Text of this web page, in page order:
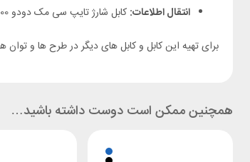
انتقال اطلاعات: کابل شارژ تایپ سی مک دودو CA-8000 از قابلیت انتقال اطلاعات پشتیبانی کرده و شما می توانید با سرعت
برای تهیه این کابل و کابل های دیگر در طرح ها و
همچنین ممکن است دوست داشته باشید…